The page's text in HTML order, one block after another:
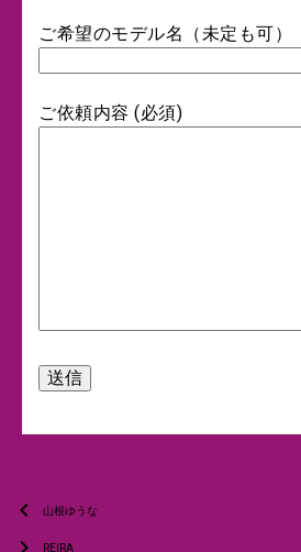
ご希望のモデル名（未定も可）
ご依頼内容 (必須)
chevron_left 山根ゆうな
REIRA